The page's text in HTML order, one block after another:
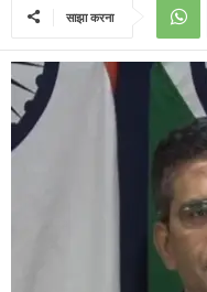
साझा करना